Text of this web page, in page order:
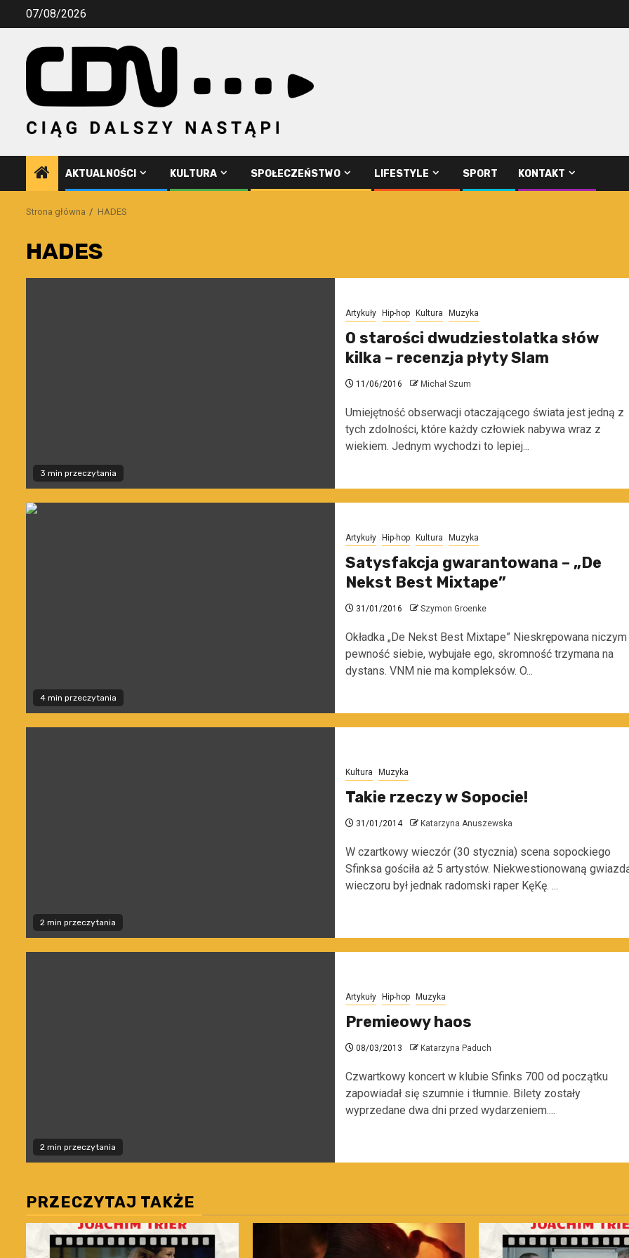
Przejdź07/08/2026
AKTUALNOŚCI KULTURA SPOŁECZEŃSTWO LIFESTYLE SPORT KONTAKT
Strona główna HADES
HADES
3 min przeczytania
Artykuły Hip-hop Kultura Muzyka
O starości dwudziestolatka słów
kilka – recenzja płyty Slam
11/06/2016 Michał Szum
Umiejętność obserwacji otaczającego świata jest jedną z
tych zdolności, które każdy człowiek nabywa wraz z
wiekiem. Jednym wychodzi to lepiej...
4 min przeczytania
Artykuły Hip-hop Kultura Muzyka
Satysfakcja gwarantowana – „De
Nekst Best Mixtape”
31/01/2016 Szymon Groenke
Okładka „De Nekst Best Mixtape” Nieskrępowana niczym
pewność siebie, wybujałe ego, skromność trzymana na
dystans. VNM nie ma kompleksów. O...
2 min przeczytania
Kultura Muzyka
Takie rzeczy w Sopocie!
31/01/2014 Katarzyna Anuszewska
W czartkowy wieczór (30 stycznia) scena sopockiego
Sfinksa gościła aż 5 artystów. Niekwestionowaną
wieczoru był jednak radomski raper KęKę. ...
2 min przeczytania
Artykuły Hip-hop Muzyka
Premieowy haos
08/03/2013 Katarzyna Paduch
Czwartkowy koncert w klubie Sfinks 700 od początku
zapowiadał się szumnie i tłumnie. Bilety zostały
wyprzedane dwa dni przed wydarzeniem....
PRZECZYTAJ TAKŻE